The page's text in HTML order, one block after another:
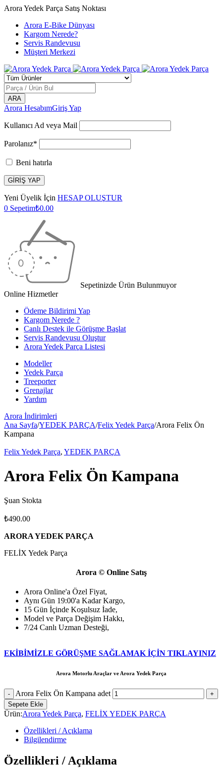
Arora Yedek Parça Satış Noktası
Arora E-Bike Dünyası
Kargom Nerede?
Servis Randevusu
Müşteri Merkezi
Arora HesabımGiriş Yap
Kullanıcı Ad veya Mail
Parolanız*
Beni hatırla
Yeni Üyelik İçin HESAP OLUŞTUR
0 Sepetim₺0.00
Sepetinizde Ürün Bulunmuyor
Online Hizmetler
Ödeme Bildirimi Yap
Kargom Nerede ?
Canlı Destek ile Görüşme Başlat
Servis Randevusu Oluştur
Arora Yedek Parça Listesi
Modeller
Yedek Parça
Treeporter
Grenajlar
Yardım
Arora İndirimleri
Ana Sayfa/YEDEK PARÇA/Felix Yedek Parça/Arora Felix Ön
Kampana
Felix Yedek Parça, YEDEK PARÇA
Arora Felix Ön Kampana
Şuan Stokta
₺490.00
ARORA YEDEK PARÇA
FELİX Yedek Parça
Arora © Online Satış
Arora Online'a Özel Fiyat,
Aynı Gün 19:00'a Kadar Kargo,
15 Gün İçinde Koşulsuz İade,
Model ve Parça Değişim Hakkı,
7/24 Canlı Uzman Desteği,
EKİBİMİZLE GÖRÜŞME SAĞLAMAK İÇİN TIKLAYINIZ
Arora Motorlu Araçlar ve Arora Yedek Parça
Arora Felix Ön Kampana adet
Sepete Ekle
Ürün:Arora Yedek Parça, FELİX YEDEK PARÇA
Özellikleri / Açıklama
Bilgilendirme
Özellikleri / Açıklama